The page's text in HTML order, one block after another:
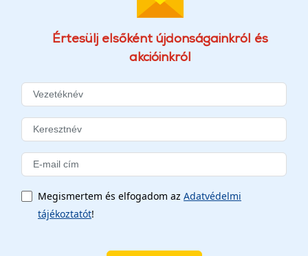
Értesülj elsőként újdonságainkról és
akcióinkról
Megismertem és elfogadom az Adatvédelmi
tájékoztatót!